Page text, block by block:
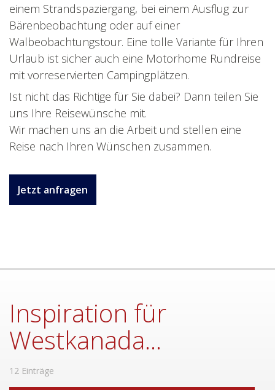
einem Strandspaziergang, bei einem Ausflug zur
Bärenbeobachtung oder auf einer
Walbeobachtungstour. Eine tolle Variante für Ihren
Urlaub ist sicher auch eine Motorhome Rundreise
mit vorreservierten Campingplätzen.
Ist nicht das Richtige für Sie dabei? Dann teilen Sie
uns Ihre Reisewünsche mit.
Wir machen uns an die Arbeit und stellen eine
Reise nach Ihren Wünschen zusammen.
Jetzt anfragen
Inspiration für
Westkanada...
12 Einträge